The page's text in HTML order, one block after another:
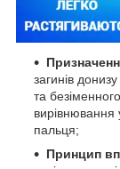
загинів
та
вирівнювання
пальця;
Принцип